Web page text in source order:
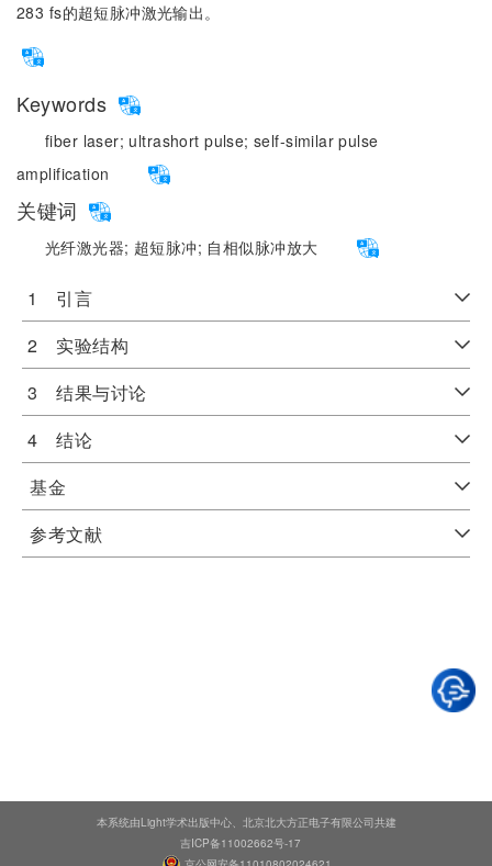
283 fs的超短脉冲激光输出。
Keywords
fiber laser; ultrashort pulse;self-similar pulse
amplification
关键词
光纤激光器; 超短脉冲; 自相似脉冲放大
1 引言
2 实验结构
3 结果与讨论
4 结论
基金
参考文献
本系统由Light学术出版中心、北京北大方正电子有限公司共建
吉ICP备11002662号-17